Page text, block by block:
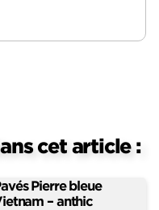
cet article :
Pierre bleue
– anthic